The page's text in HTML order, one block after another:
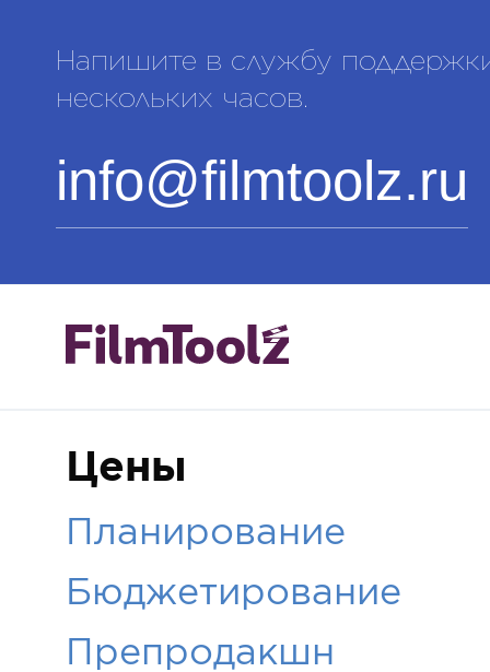
Напишите в службу
нескольких часов.
info@filmtoolz.ru
Цены
Планирование
Бюджетирование
Препродакшн